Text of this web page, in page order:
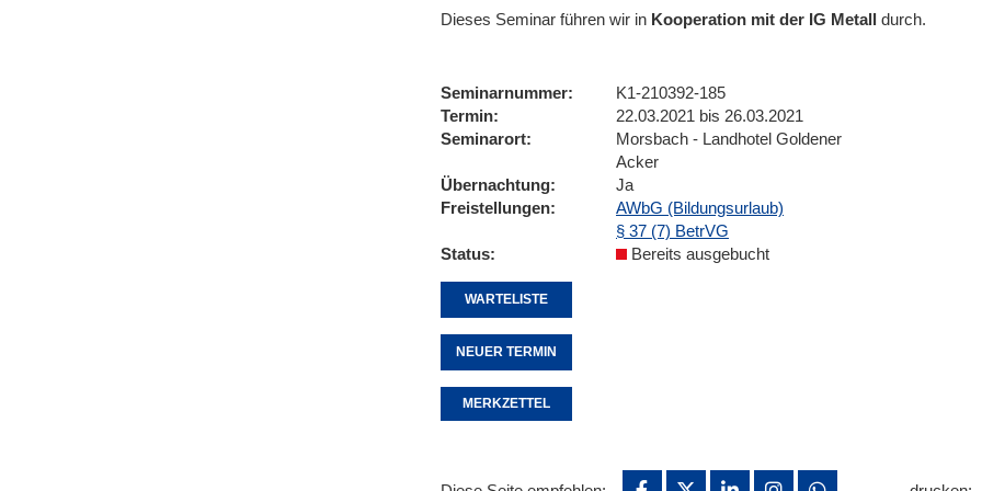
Dieses Seminar führen wir in Kooperation mit der IG Metall durch.
Seminarnummer
K1-210392-185
Termin
22.03.2021 bis 26.03.2021
Seminarort
Morsbach - Landhotel Goldener
Acker
Übernachtung
Ja
Freistellungen
AWbG (Bildungsurlaub)
§ 37 (7) BetrVG
Status
Bereits ausgebucht
WARTELISTE
NEUER TERMIN
MERKZETTEL